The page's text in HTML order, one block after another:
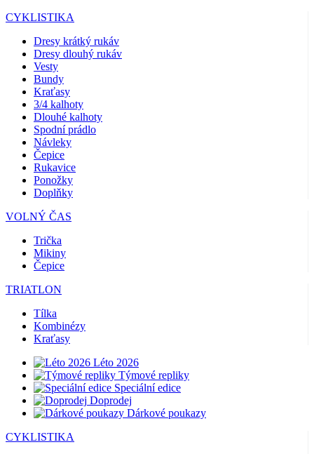
CYKLISTIKA
Dresy krátký rukáv
Dresy dlouhý rukáv
Vesty
Bundy
Kraťasy
3/4 kalhoty
Dlouhé kalhoty
Spodní prádlo
Návleky
Čepice
Rukavice
Ponožky
Doplňky
VOLNÝ ČAS
Trička
Mikiny
Čepice
TRIATLON
Tílka
Kombinézy
Kraťasy
Léto 2026
Týmové repliky
Speciální edice
Doprodej
Dárkové poukazy
CYKLISTIKA